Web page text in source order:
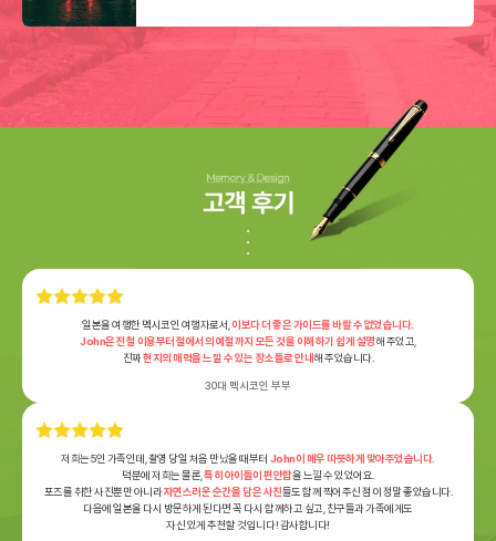
일본을 여행한 멕시코인 여행자로서, 이보다 더 좋은 가이드를 바랄 수 없었습니다.
John은 전철 이용부터 절에서의 예절까지 모든 것을 이해하기 쉽게 설명해 주었고,
진짜현지의 매력을 느낄 수 있는 장소들로 안내해 주었습니다.
30대 멕시코인 부부
저희는 5인 가족인데, 촬영 당일 처음 만났을 때부터 John이 매우 따뜻하게 맞아주었습니다.
덕분에 저희는 물론, 특히 아이들이 편안함을 느낄 수 있었어요.
포즈를 취한 사진뿐만 아니라자연스러운 순간을 담은 사진들도 함께 찍어주신 점이 정말 좋았습니다.
다음에 일본을 다시 방문하게 된다면 꼭 다시 함께하고 싶고, 친구들과 가족에게도
자신 있게 추천할 것입니다! 감사합니다!